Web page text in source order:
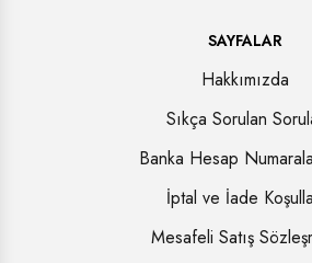
SAYFALAR
Hakkımızda
Sıkça Sorulan
Banka Hesap
İptal ve İade
Mesafeli Satış